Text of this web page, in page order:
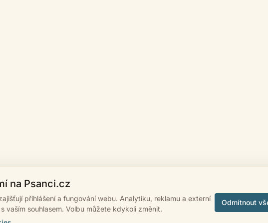
na Psanci.cz
přihlášení a fungování webu. Analytiku, reklamu a externí
vaším souhlasem. Volbu můžete kdykoli změnit.
Odmítnout